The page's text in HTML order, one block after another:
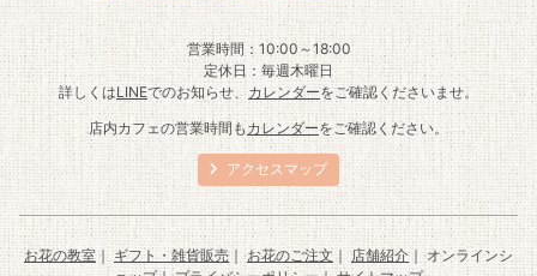
営業時間：10:00～18:00
定休日：毎週木曜日
詳しくはLINEでのお知らせ、カレンダーをご確認くださいませ。
店内カフェの営業時間もカレンダーをご確認ください。
アクセスマップ
お花の教室｜ ギフト・雑貨販売｜お花のご注文｜店舗紹介｜ オンラインシ